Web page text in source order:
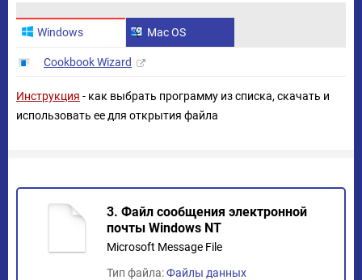
Windows Mac OS
Cookbook Wizard
Инструкция - как выбрать программу из списка, скачать и
использовать ее для открытия файла
3. Файл сообщения электронной
почты Windows NT
Microsoft Message File
Тип файла:Файлы данных